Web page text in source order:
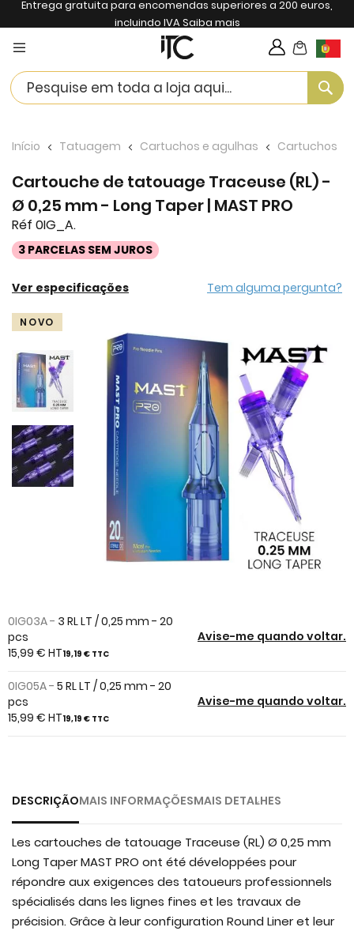
Entrega gratuita para encomendas superiores a 200 euros,
incluindo IVASaiba mais
My Cart
Início Tatuagem Cartuchos e agulhas Cartuchos
Cartouche de tatouage Traceuse (RL) -
Ø 0,25 mm - Long Taper | MAST PRO
Réf 0IG_A.
3 PARCELAS SEM JUROS
Ver especificações Tem alguma pergunta?
Skip
the
end
of
the
images
gallery
NOVO
the
beginning
of
the
images
gallery
0IG03A - 3 RL LT / 0,25 mm - 20
pcs
15,99 € HT19,19 € TTC
Avise-me quando voltar.
0IG05A - 5 RL LT / 0,25 mm - 20
pcs
15,99 € HT19,19 € TTC
Avise-me quando voltar.
DESCRIÇÃOMAIS INFORMAÇÕESMAIS DETALHES
Les cartouches de tatouage Traceuse (RL) Ø 0,25 mm
Long Taper MAST PRO ont été développées pour
répondre aux exigences des tatoueurs professionnels
spécialisés dans les lignes fines et les travaux de
précision. Grâce à leur configuration Round Liner et leur